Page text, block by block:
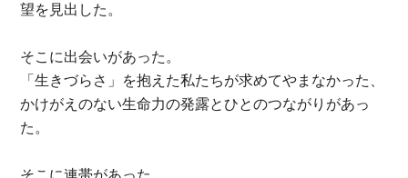
望を見出した。
そこに出会いがあった。
「生きづらさ」を抱えた私たちが求めてやまなかった、
かけがえのない生命力の発露とひとのつながりがあっ
た。